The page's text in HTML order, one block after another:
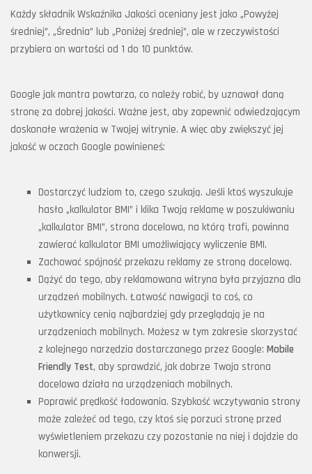
Każdy składnik Wskaźnika Jakości oceniany jest jako „Powyżej
średniej”, „Średnia” lub „Poniżej średniej”, ale w rzeczywistości
przybiera on wartości od 1 do 10 punktów.
Google jak mantra powtarza, co należy robić, by uznawał daną
stronę za dobrej jakości. Ważne jest, aby zapewnić odwiedzającym
doskonałe wrażenia w Twojej witrynie. A więc aby zwiększyć jej
jakość w oczach Google powinieneś:
Dostarczyć ludziom to, czego szukają. Jeśli ktoś wyszukuje
hasło „kalkulator BMI” i klika Twoją reklamę w poszukiwaniu
„kalkulator BMI”, strona docelowa, na którą trafi, powinna
zawierać kalkulator BMI umożliwiający wyliczenie BMI.
Zachować spójność przekazu reklamy ze stroną docelową.
Dążyć do tego, aby reklamowana witryna była przyjazna dla
urządzeń mobilnych. Łatwość nawigacji to coś, co
użytkownicy cenią najbardziej gdy przeglądają je na
urządzeniach mobilnych. Możesz w tym zakresie skorzystać
z kolejnego narzędzia dostarczanego przez Google: Mobile
Friendly Test, aby sprawdzić, jak dobrze Twoja strona
docelowa działa na urządzeniach mobilnych.
Poprawić prędkość ładowania. Szybkość wczytywania strony
może zależeć od tego, czy ktoś się porzuci stronę przed
wyświetleniem przekazu czy pozostanie na niej i dojdzie do
konwersji.